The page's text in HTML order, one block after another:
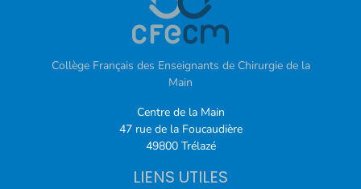
Collège Français des Enseignants de Chirurgie de la
Main
Centre de la Main
47 rue de la Foucaudière
49800 Trélazé
LIENS UTILES